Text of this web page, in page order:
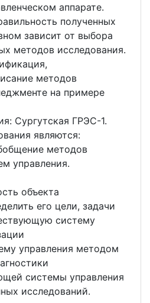
аппарате.
полученных
зависит от выбора
методов исследования.
методов
на примере
Сургутская ГРЭС-1.
являются:
методов
управления.
объекта
его цели, задачи
систему
управления методом
системы управления
исследований.